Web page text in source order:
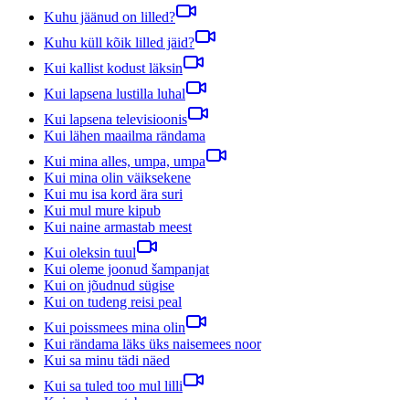
Kuhu jäänud on lilled?
Kuhu küll kõik lilled jäid?
Kui kallist kodust läksin
Kui lapsena lustilla luhal
Kui lapsena televisioonis
Kui lähen maailma rändama
Kui mina alles, umpa, umpa
Kui mina olin väiksekene
Kui mu isa kord ära suri
Kui mul mure kipub
Kui naine armastab meest
Kui oleksin tuul
Kui oleme joonud šampanjat
Kui on jõudnud sügise
Kui on tudeng reisi peal
Kui poissmees mina olin
Kui rändama läks üks naisemees noor
Kui sa minu tädi näed
Kui sa tuled too mul lilli